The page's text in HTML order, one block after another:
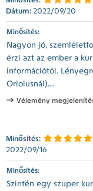
Dátum: 2022/09/20
Minősítés:
Nagyon jó,
érzi azt az ember a
információtól.
Oriolusnál)....
Vélemény
Minősítés:
2022/09/16
Minősítés:
Szintén egy szuper